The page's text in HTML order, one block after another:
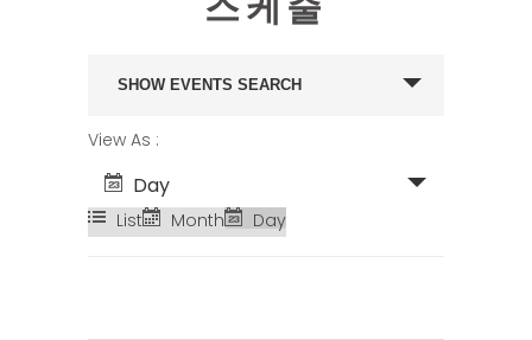
EVENTS
SEARCH
AND
VIEWS
NAVIGATION
SHOW EVENTS SEARCH
EVENT
VIEWS
NAVIGATION
View As
Day
List Month Day